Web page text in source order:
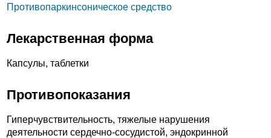
Противопаркинсоническое средство
Лекарственная форма
Капсулы, таблетки
Противопоказания
Гиперчувствительность, тяжелые нарушения
деятельности сердечно-сосудистой, эндокринной